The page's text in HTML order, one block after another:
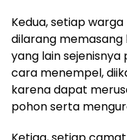
Kedua, setiap
dilarang
yang lain
cara menempel,
karena dapat
pohon serta